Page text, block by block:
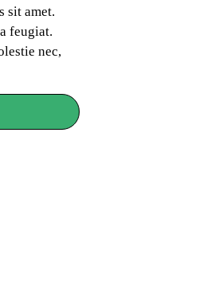
sit amet.
feugiat.
nec,